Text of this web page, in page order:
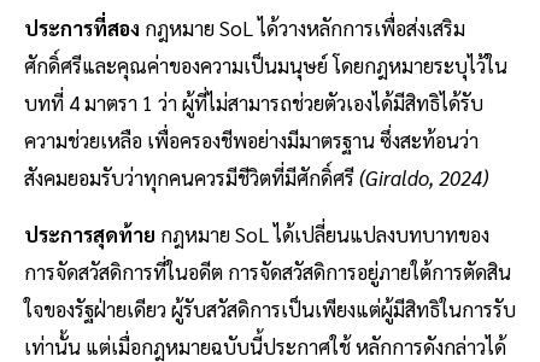
ประการที่สอง กฎหมาย SoL ได้วางหลักการเพื่อส่งเสริม
ศักดิ์ศรีและคุณค่าของความเป็นมนุษย์ โดยกฎหมายระบุไว้ใน
บทที่ 4 มาตรา 1 ว่า ผู้ที่ไม่สามารถช่วยตัวเองได้มีสิทธิได้รับ
ความช่วยเหลือ เพื่อครองชีพอย่างมีมาตรฐาน ซึ่งสะท้อนว่า
สังคมยอมรับว่าทุกคนควรมีชีวิตที่มีศักดิ์ศรี(Giraldo, 2024)
ประการสุดท้าย กฎหมาย SoL ได้เปลี่ยนแปลงบทบาทของ
การจัดสวัสดิการที่ในอดีต การจัดสวัสดิการอยู่ภายใต้การตัดสิน
ใจของรัฐฝ่ายเดียว ผู้รับสวัสดิการเป็นเพียงแต่ผู้มีสิทธิในการรับ
เท่านั้น แต่เมื่อกฎหมายฉบับนี้ประกาศใช้ หลักการดังกล่าวได้